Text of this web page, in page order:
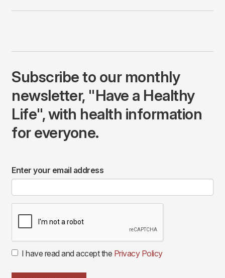
Subscribe to our monthly
newsletter, "Have a Healthy
Life", with health information
for everyone.
Enter your email address
I have read and accept the Privacy Policy